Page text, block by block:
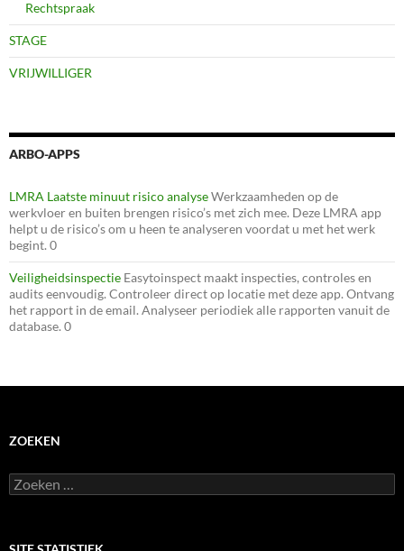
Rechtspraak
STAGE
VRIJWILLIGER
ARBO-APPS
LMRA Laatste minuut risico analyseWerkzaamheden op de
werkvloer en buiten brengen risico’s met zich mee. Deze LMRA app
helpt u de risico’s om u heen te analyseren voordat u met het werk
begint. 0
Veiligheidsinspectie Easytoinspect maakt inspecties, controles en
audits eenvoudig. Controleer direct op locatie met deze app. Ontvang
het rapport in de email. Analyseer periodiek alle rapporten vanuit de
database. 0
ZOEKEN
Zoeken
naar: